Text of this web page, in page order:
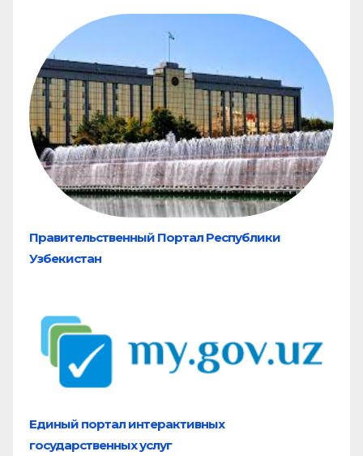
Правительственный Портал Республики
Узбекистан
Единый портал интерактивных
государственных услуг